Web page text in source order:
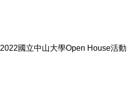
2022國立中山大學Open House活動